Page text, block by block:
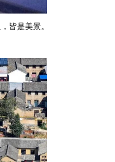
， 皆是美景。